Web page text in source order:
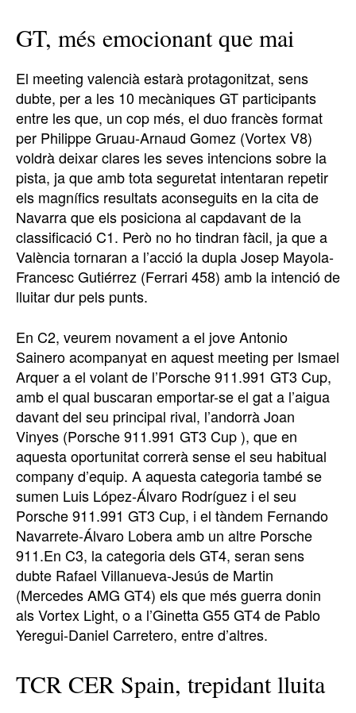
GT, més emocionant que mai
El meeting valencià estarà protagonitzat, sens
dubte, per a les 10 mecàniques GT participants
entre les que, un cop més, el duo francès format
per Philippe Gruau-Arnaud Gomez (Vortex V8)
voldrà deixar clares les seves intencions sobre la
pista, ja que amb tota seguretat intentaran repetir
els magnífics resultats aconseguits en la cita de
Navarra que els posiciona al capdavant de la
classificació C1. Però no ho tindran fàcil, ja que a
València tornaran a l’acció la dupla Josep Mayola-
Francesc Gutiérrez (Ferrari 458) amb la intenció de
lluitar dur pels punts.
En C2, veurem novament a el jove Antonio
Sainero acompanyat en aquest meeting per Ismael
Arquer a el volant de l’Porsche 911.991 GT3 Cup,
amb el qual buscaran emportar-se el gat a l’aigua
davant del seu principal rival, l’andorrà Joan
Vinyes (Porsche 911.991 GT3 Cup ), que en
aquesta oportunitat correrà sense el seu habitual
company d’equip. A aquesta categoria també se
sumen Luis López-Álvaro Rodríguez i el seu
Porsche 911.991 GT3 Cup, i el tàndem Fernando
Navarrete-Álvaro Lobera amb un altre Porsche
911.En C3, la categoria dels GT4, seran sens
dubte Rafael Villanueva-Jesús de Martin
(Mercedes AMG GT4) els que més guerra donin
als Vortex Light, o a l’Ginetta G55 GT4 de Pablo
Yeregui-Daniel Carretero, entre d’altres.
TCR CER Spain, trepidant lluita